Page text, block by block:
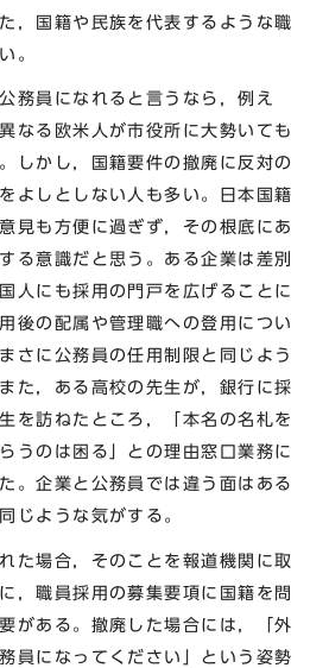
，国籍や民族を代表するような職
。
員になれると言うなら，例え
なる欧米人が市役所に大勢いても
しかし，国籍要件の撤廃に反対の
よしとしない人も多い。日本国籍
見も方便に過ぎず，その根底にあ
る意識だと思う。ある企業は差別
人にも採用の門戸を広げることに
後の配属や管理職への登用につい
さに公務員の任用制限と同じよう
た，ある高校の先生が，銀行に採
を訪ねたところ，「本名の名札を
うのは困る」との理由窓口業務に
。企業と公務員では違う面はある
じような気がする。
場合，そのことを報道機関に取
，職員採用の募集要項に国籍を問
がある。撤廃した場合には，「外
員になってください」という姿勢